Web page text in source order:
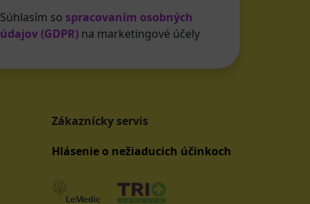
Súhlasím so spracovaním osobných
údajov (GDPR) na marketingové účely
Zákaznícky servis
Hlásenie o nežiaducich účinkoch